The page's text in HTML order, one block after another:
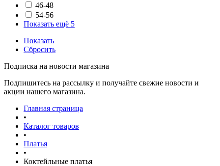
46-48
54-56
Показать ещё 5
Показать
Сбросить
Подписка на новости магазина
Подпишитесь на рассылку и получайте свежие новости и
акции нашего магазина.
Главная страница
•
Каталог товаров
•
Платья
•
Коктейльные платья